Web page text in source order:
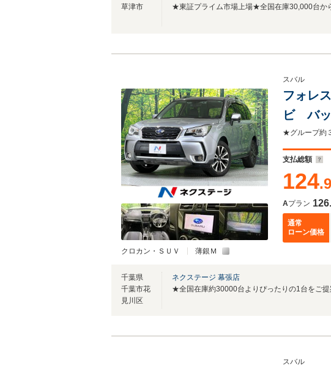
草津市
クロカン・ＳＵＶ 薄銀Ｍ
スバル
フォレ
ビ バ
モニタ
ETC 純
支払総額
124.9
Aプラン
通常
ローン価格
千葉県
千葉市花
見川区
ネクステージ 幕張店
スバル